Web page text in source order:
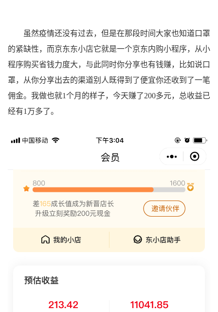
虽然疫情还没有过去，但是在那段时间大家也知道口罩
的紧缺性，而京东东小店它就是一个京东内购小程序，从小
程序购买省钱力度大，与此同时你分享也有钱赚，比如说口
罩，从你分享出去的渠道别人既得到了便宜你还收到了一笔
佣金。我做也就1个月的样子，今天赚了200多元，总收益已
经有1万多了。